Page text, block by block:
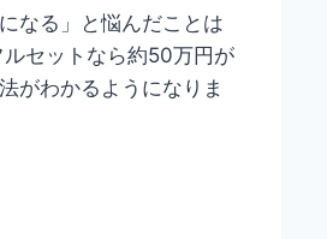
なる」と悩んだことは
セットなら約50万円が
がわかるようになりま